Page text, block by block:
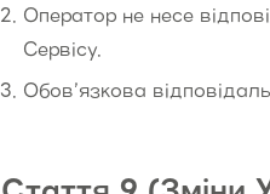
Оператор не несе
Сервісу.
Обов’язкова